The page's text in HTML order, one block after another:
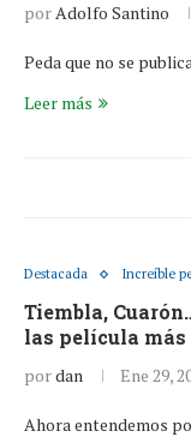
porAdolfo Santino
Peda que no se
Leer más
Destacada Increíble
Tiembla,
las película
pordan Ene 29,
Ahora entendemos